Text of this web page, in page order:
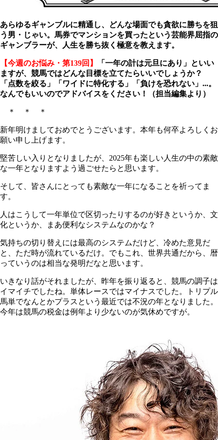
あらゆるギャンブルに精通し、どんな場面でも貪欲に勝ちを狙
う男・じゃい。馬券でマンションを買ったという芸能界屈指の
ギャンブラーが、人生を勝ち抜く極意を教えます。
【今週のお悩み・第139回】
「一年の計は元旦にあり」といい
ますが、競馬ではどんな目標を立てたらいいでしょうか？
「点数を絞る」「ワイドに特化する」「負けを恐れない」...。
なんでもいいのでアドバイスをください！（担当編集より）
＊ ＊ ＊
新年明けましておめでとうございます。本年も何卒よろしくお
願い申し上げます。
堅苦しい入りとなりましたが、2025年も楽しい人生の中の素敵
な一年となりますよう過ごせたらと思います。
そして、皆さんにとっても素敵な一年になることを祈ってま
す。
人はこうして一年単位で区切ったりするのが好きというか、文
化というか、まあ便利なシステムなのかな？
気持ちの切り替えには最高のシステムだけど、冷めた意見だ
と、ただ時が流れているだけ。でもこれ、世界共通だから、暦
っていうのは相当な発明だなと思います。
いきなり話がそれましたが、昨年を振り返ると、競馬の調子は
イマイチでしたね。単体レースではマイナスでした。トリプル
馬単でなんとかプラスという最近では不況の年となりました。
今年は競馬の税金は例年より少ないのが気休めですが。